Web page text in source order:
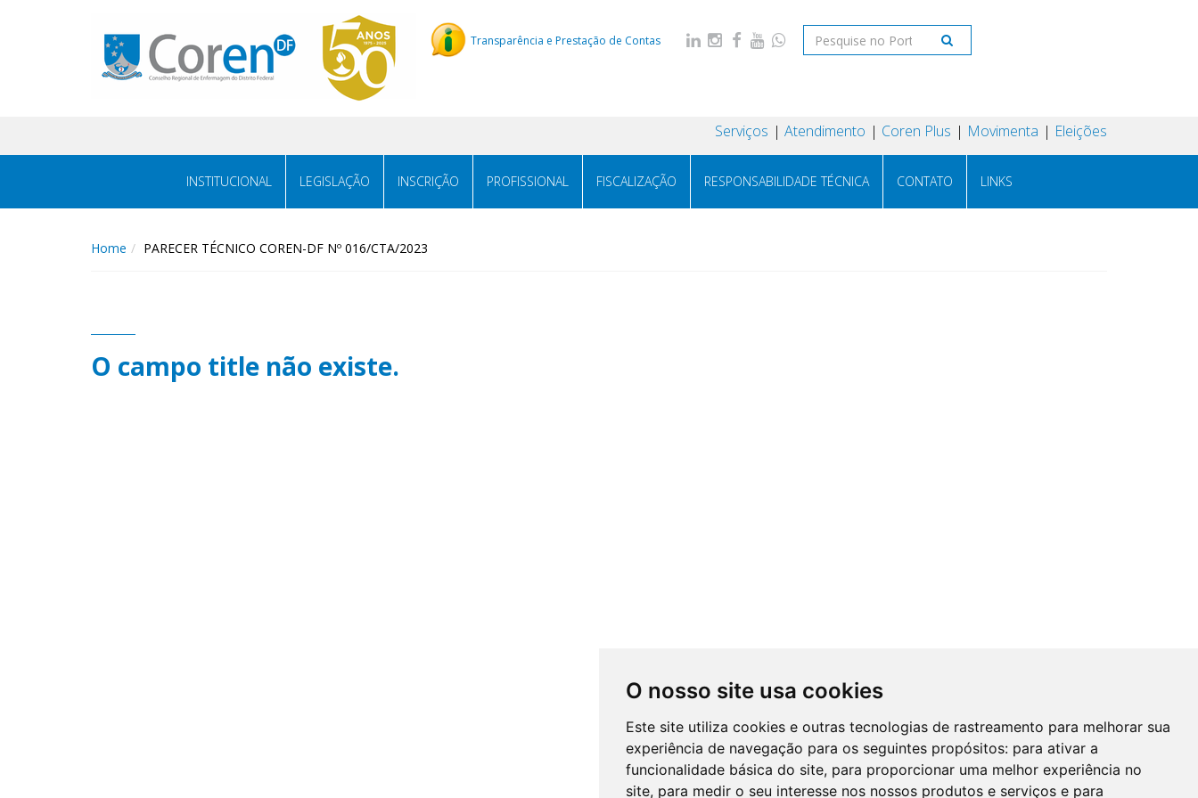
O nosso site usa cookies
Este site utiliza cookies e outras tecnologias de rastreamento para melhorar sua
experiência de navegação para os seguintes propósitos: para ativar a
funcionalidade básica do site, para proporcionar uma melhor experiência no
site, para medir o seu interesse nos nossos produtos e serviços e para
Transparência e Prestação de Contas
Serviços Atendimento Coren Plus Movimenta Eleições
INSTITUCIONAL LEGISLAÇÃO INSCRIÇÃO PROFISSIONAL FISCALIZAÇÃO RESPONSABILIDADE TÉCNICA CONTATO LINKS
Home PARECER TÉCNICO COREN-DF Nº 016/CTA/2023
O campo title não existe.